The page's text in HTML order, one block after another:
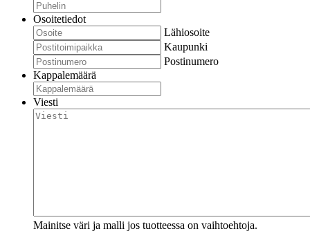
Osoitetiedot
Lähiosoite
Kaupunki
Postinumero
Kappalemäärä
Viesti
Mainitse väri ja malli jos tuotteessa on vaihtoehtoja.